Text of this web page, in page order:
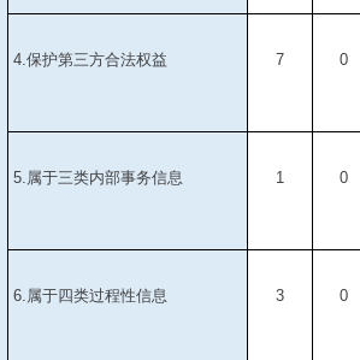
4. 保护第三方合法权益 7 0
5. 属于三类内部事务信息 1 0
6. 属于四类过程性信息 3 0